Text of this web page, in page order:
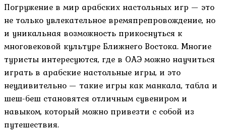
Погружение в мир арабских настольных игр — это
не только увлекательное времяпрепровождение, но
и уникальная возможность прикоснуться к
многовековой культуре Ближнего Востока. Многие
туристы интересуются, где в ОАЭ можно научиться
играть в арабские настольные игры, и это
неудивительно — такие игры как манкала, табла и
шеш-беш становятся отличным сувениром и
навыком, который можно привезти с собой из
путешествия.